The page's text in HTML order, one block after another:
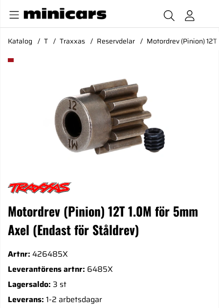
Katalog T Traxxas Reservdelar Motordrev (Pinion)
Produktbilder Motordrev (Pinion) 12T 1.0M för 5mm Axel
Motordrev (Pinion) 12T 1.0M för 5mm
Axel (Endast för Ståldrev)
Artnr: 426485X
Leverantörens artnr: 6485X
Lagersaldo: 3 st
Leverans: 1-2 arbetsdagar